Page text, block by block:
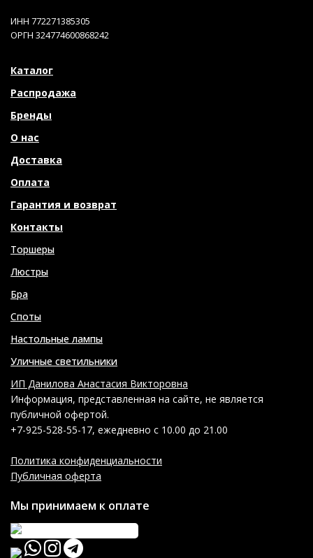
ИНН 772271385305
ОРГН 324774600868242
Каталог
Распродажа
Бренды
О нас
Доставка
Оплата
Гарантия и возврат
Контакты
Торшеры
Люстры
Бра
Споты
Настольные лампы
Уличные светильники
ИП Данилова Анастасия Викторовна
Информация, представленная на сайте, не является
публичной офертой.
+7-925-528-55-17, ежедневно с 10.00 до 21.00
Политика конфиденциальности
Публичная оферта
Мы принимаем к оплате